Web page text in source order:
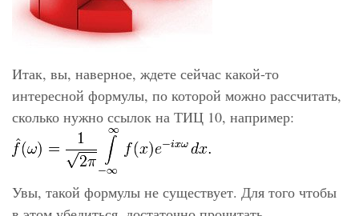
Итак, вы, наверное, ждете сейчас какой-то
интересной формулы, по которой можно рассчитать,
сколько нужно ссылок на ТИЦ 10, например:
Увы, такой формулы не существует. Для того чтобы